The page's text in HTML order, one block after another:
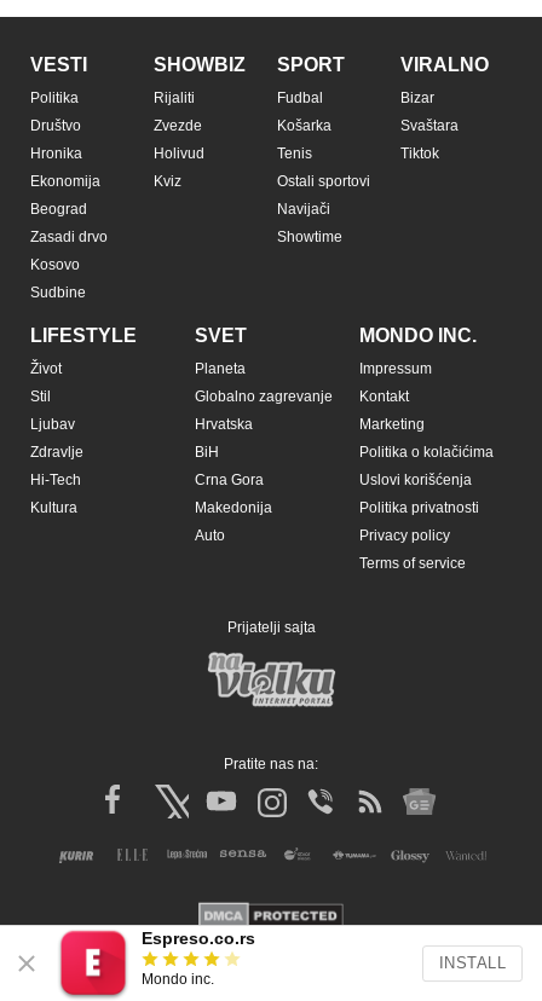
VESTI
Politika
Društvo
Hronika
Ekonomija
Beograd
Zasadi drvo
Kosovo
Sudbine
SHOWBIZ
Rijaliti
Zvezde
Holivud
Kviz
SPORT
Fudbal
Košarka
Tenis
Ostali sportovi
Navijači
Showtime
VIRALNO
Bizar
Svaštara
Tiktok
LIFESTYLE
Život
Stil
Ljubav
Zdravlje
Hi-Tech
Kultura
SVET
Planeta
Globalno zagrevanje
Hrvatska
BiH
Crna Gora
Makedonija
Auto
MONDO INC.
Impressum
Kontakt
Marketing
Politika o kolačićima
Uslovi korišćenja
Politika privatnosti
Privacy policy
Terms of service
Prijatelji sajta
Pratite nas na:
Copyright © Espreso.co.rs 2026. Sva prava zadržana. Mondo inc.
Espreso.co.rs
Mondo inc.
INSTALL